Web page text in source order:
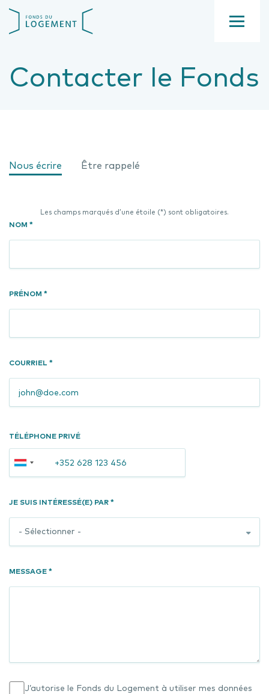
contenu
Contacter le Fonds
Nous écrire Être rappelé
Les champs marqués d’une étoile (*) sont obligatoires.
NOM *
PRÉNOM *
COURRIEL *
Téléphone
privé
TÉLÉPHONE PRIVÉ
JE SUIS INTÉRESSÉ(E) PAR *
MESSAGE *
J’autorise le Fonds du Logement à utiliser mes données